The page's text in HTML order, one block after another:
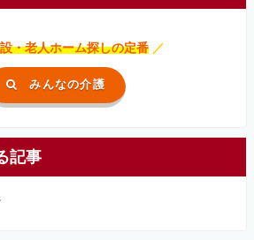
・老人ホーム探しの定番 ／
みんなの介護
記事